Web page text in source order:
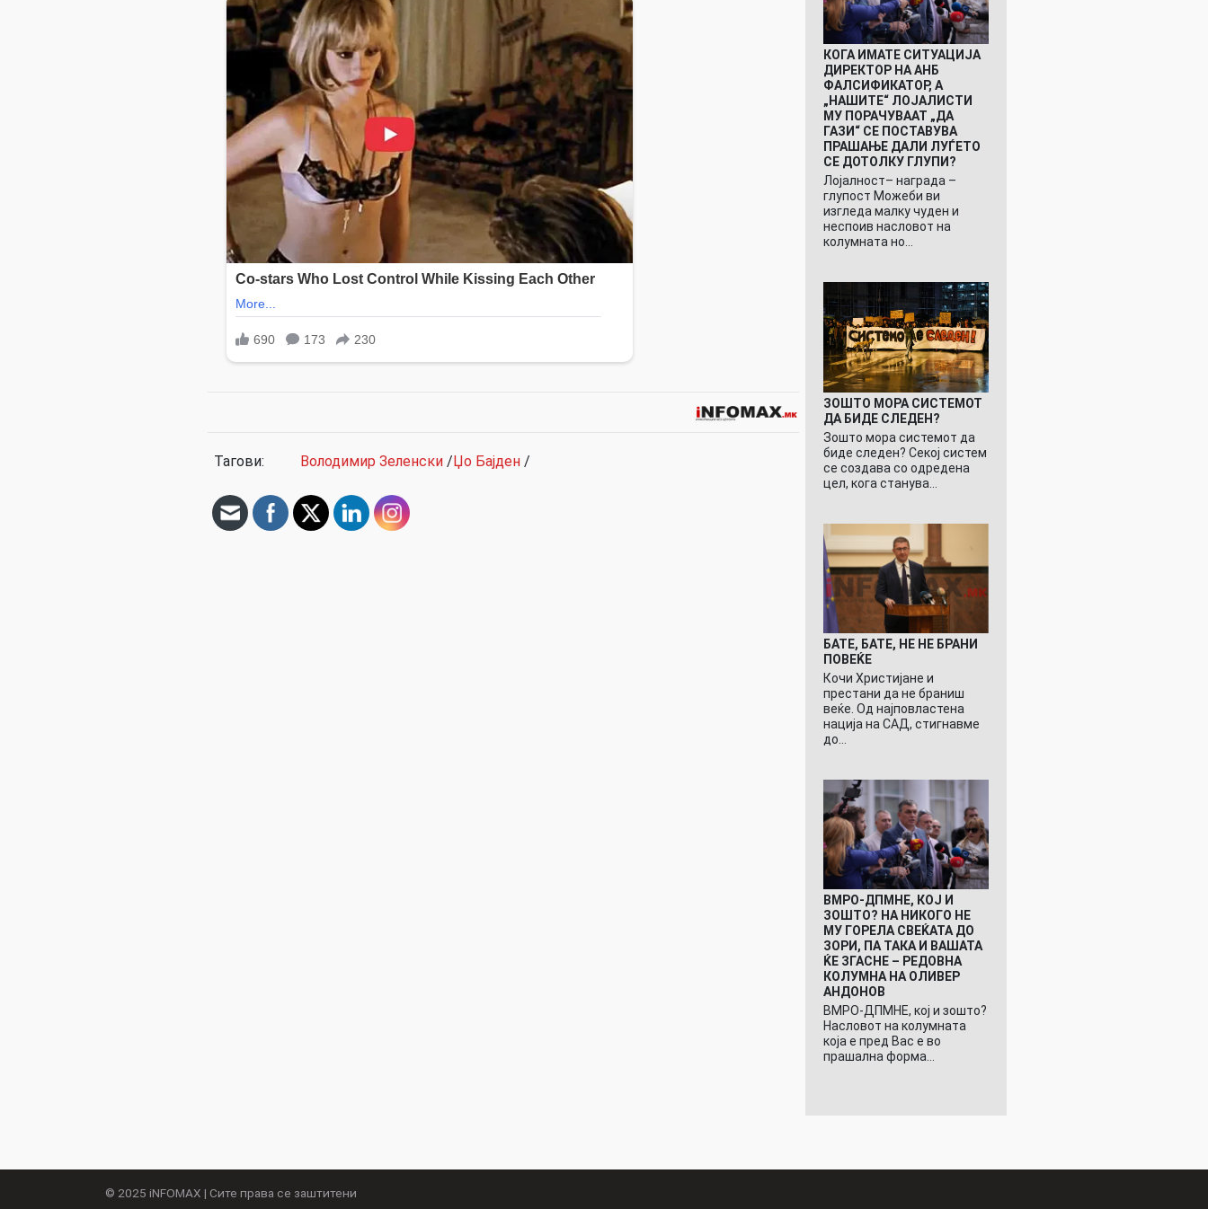
Тагови: Володимир Зеленски / Џо Бајден /
КОГА ИМАТЕ СИТУАЦИЈА
ДИРЕКТОР НА АНБ
ФАЛСИФИКАТОР, А
„НАШИТЕ“ ЛОЈАЛИСТИ
МУ ПОРАЧУВААТ „ДА
ГАЗИ“ СЕ ПОСТАВУВА
ПРАШАЊЕ ДАЛИ ЛУЃЕТО
СЕ ДОТОЛКУ ГЛУПИ?
Лојалност– награда –
глупост Можеби ви
изгледа малку чуден и
неспоив насловот на
колумната но…
ЗОШТО МОРА СИСТЕМОТ
ДА БИДЕ СЛЕДЕН?
Зошто мора системот да
биде следен? Секој систем
се создава со одредена
цел, кога станува…
БАТЕ, БАТЕ, НЕ НЕ БРАНИ
ПОВЕЌЕ
Кочи Христијане и
престани да не браниш
веќе. Од најповластена
нација на САД, стигнавме
до…
ВМРО-ДПМНЕ, КОЈ И
ЗОШТО? НА НИКОГО НЕ
МУ ГОРЕЛА СВЕЌАТА ДО
ЗОРИ, ПА ТАКА И ВАШАТА
ЌЕ ЗГАСНЕ – РЕДОВНА
КОЛУМНА НА ОЛИВЕР
АНДОНОВ
ВМРО-ДПМНЕ, кој и зошто?
Насловот на колумната
која е пред Вас е во
прашална форма…
© 2025 iNFOMAX | Сите права се заштитени